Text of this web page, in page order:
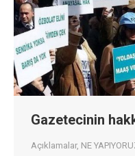
Gazetecinin
Açıklamalar, NE